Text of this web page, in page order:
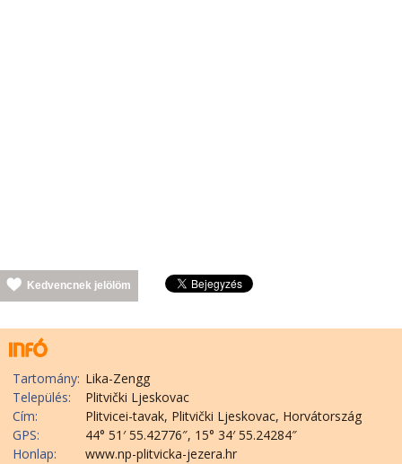
Kedvencnek jelölöm
Tartomány: Lika-Zengg
Település:
Plitvički Ljeskovac
Cím:
Plitvicei-tavak, Plitvički Ljeskovac, Horvátország
GPS:
44° 51′ 55.42776″, 15° 34′ 55.24284″
Honlap:
www.np-plitvicka-jezera.hr